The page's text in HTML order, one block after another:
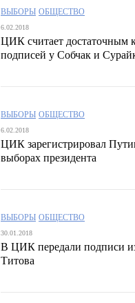
ВЫБОРЫ ОБЩЕСТВО
6.02.2018
ЦИК считает достаточным
подписей у Собчак и
ВЫБОРЫ ОБЩЕСТВО
6.02.2018
ЦИК зарегистрировал
выборах президента
ВЫБОРЫ ОБЩЕСТВО
30.01.2018
В ЦИК передали подписи
Титова